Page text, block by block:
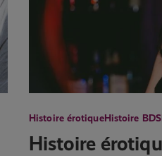
Histoire érotiqueHistoire
Histoire